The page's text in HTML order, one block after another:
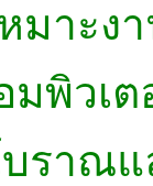
าะง
พิวเ
ราณแ